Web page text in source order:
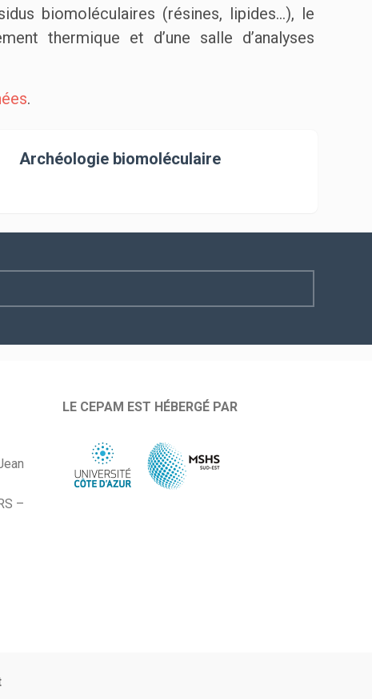
biomoléculaires (résines, lipides…), le
thermique et d’une salle d’analyses
.
Archéologie biomoléculaire
–
LE CEPAM EST HÉBERGÉ PAR